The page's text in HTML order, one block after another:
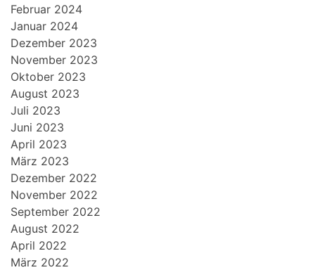
Februar 2024
Januar 2024
Dezember 2023
November 2023
Oktober 2023
August 2023
Juli 2023
Juni 2023
April 2023
März 2023
Dezember 2022
November 2022
September 2022
August 2022
April 2022
März 2022